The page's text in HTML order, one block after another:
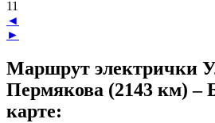
11
◄
►
Маршрут электрички
Пермякова (2143 км) –
карте: